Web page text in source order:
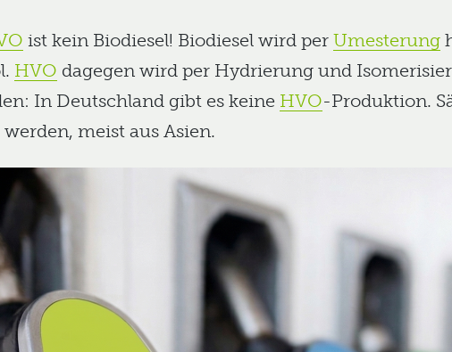
ist kein Biodiesel! Biodiesel wird per Umesterung
HVO dagegen wird per Hydrierung und
In Deutschland gibt es keine HVO-Produktion.
meist aus Asien.